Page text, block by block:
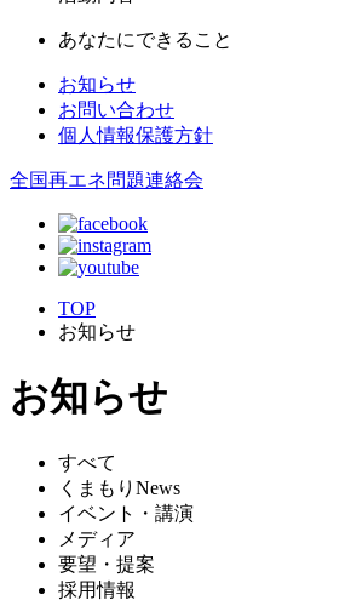
あなたにできること
お知らせ
お問い合わせ
個人情報保護方針
全国再エネ問題連絡会
TOP
お知らせ
お知らせ
すべて
くまもりNews
イベント・講演
メディア
要望・提案
採用情報